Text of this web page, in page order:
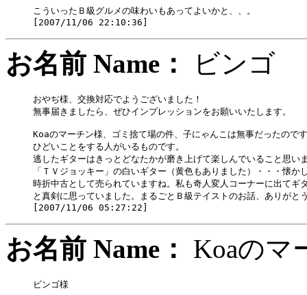
こういったＢ級グルメの味わいもあってよいかと、、。
お名前 Name： ビン
おやぢ様、交換対応でようございました！
無事届きましたら、ぜひインプレッションをお願いいたします。
Koaのマーチン様、ゴミ捨て場の件、子にゃんこは無事だったので
ひどいことをする人がいるものです。
逃したギターはきっとどなたかが磨き上げて楽しんでいること思い
「ＴＶジョッキー」の白いギター（黄色もありました）・・・懐か
時折中古として売られていますね。私も奇人変人コーナーに出てギ
と真剣に思っていました。まるごとＢ級テイストのお話、ありがと
お名前 Name： Koaの
ビンゴ様